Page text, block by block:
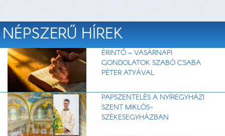
NÉPSZERŰ HÍREK
ÉRINTŐ – VASÁRNAPI
GONDOLATOK SZABÓ CSABA
PÉTER ATYÁVAL
PAPSZENTELÉS A NYÍREGYHÁZI
SZENT MIKLÓS-
SZÉKESEGYHÁZBAN